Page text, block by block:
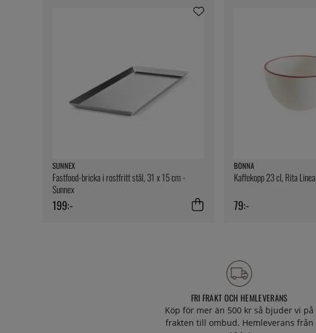
SUNNEX
Fastfood-bricka i rostfritt stål, 31 x 15 cm -
Sunnex
199:-
BONNA
Kaffekopp 23 cl, Rita
79:-
FRI FRAKT OCH HEMLEVERANS
Köp för mer än 500 kr så bjuder vi på
frakten till ombud. Hemleverans från